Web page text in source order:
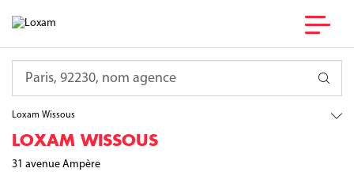
France
Loxam Wissous
LOXAM WISSOUS
31 avenue Ampère